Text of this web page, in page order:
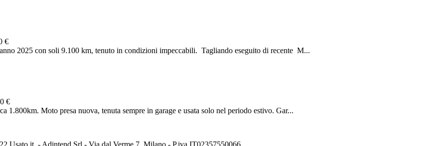
€
anno 2025 con soli 9.100 km, tenuto in condizioni impeccabili. ️ Tagliando eseguito di recente ️ M...
€
1.800km. Moto presa nuova, tenuta sempre in garage e usata solo nel periodo estivo. Gar...
Usato it. - Adintend Srl - Via dal Verme 7, Milano - P.iva IT02357550066